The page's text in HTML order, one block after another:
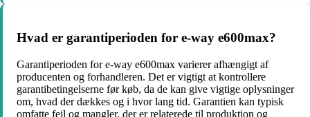
Hvad er garantiperioden for e-way e600max?
Garantiperioden for e-way e600max varierer afhængigt af
producenten og forhandleren. Det er vigtigt at kontrollere
garantibetingelserne før køb, da de kan give vigtige oplysninger
om, hvad der dækkes og i hvor lang tid. Garantien kan typisk
omfatte fejl og mangler, der er relaterede til produktion og